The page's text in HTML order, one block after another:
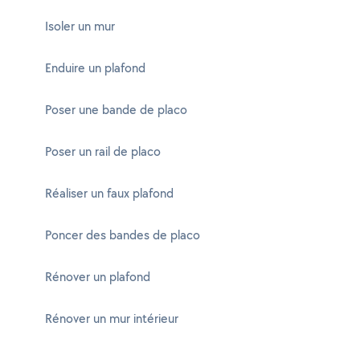
Isoler un mur
Enduire un plafond
Poser une bande de placo
Poser un rail de placo
Réaliser un faux plafond
Poncer des bandes de placo
Rénover un plafond
Rénover un mur intérieur